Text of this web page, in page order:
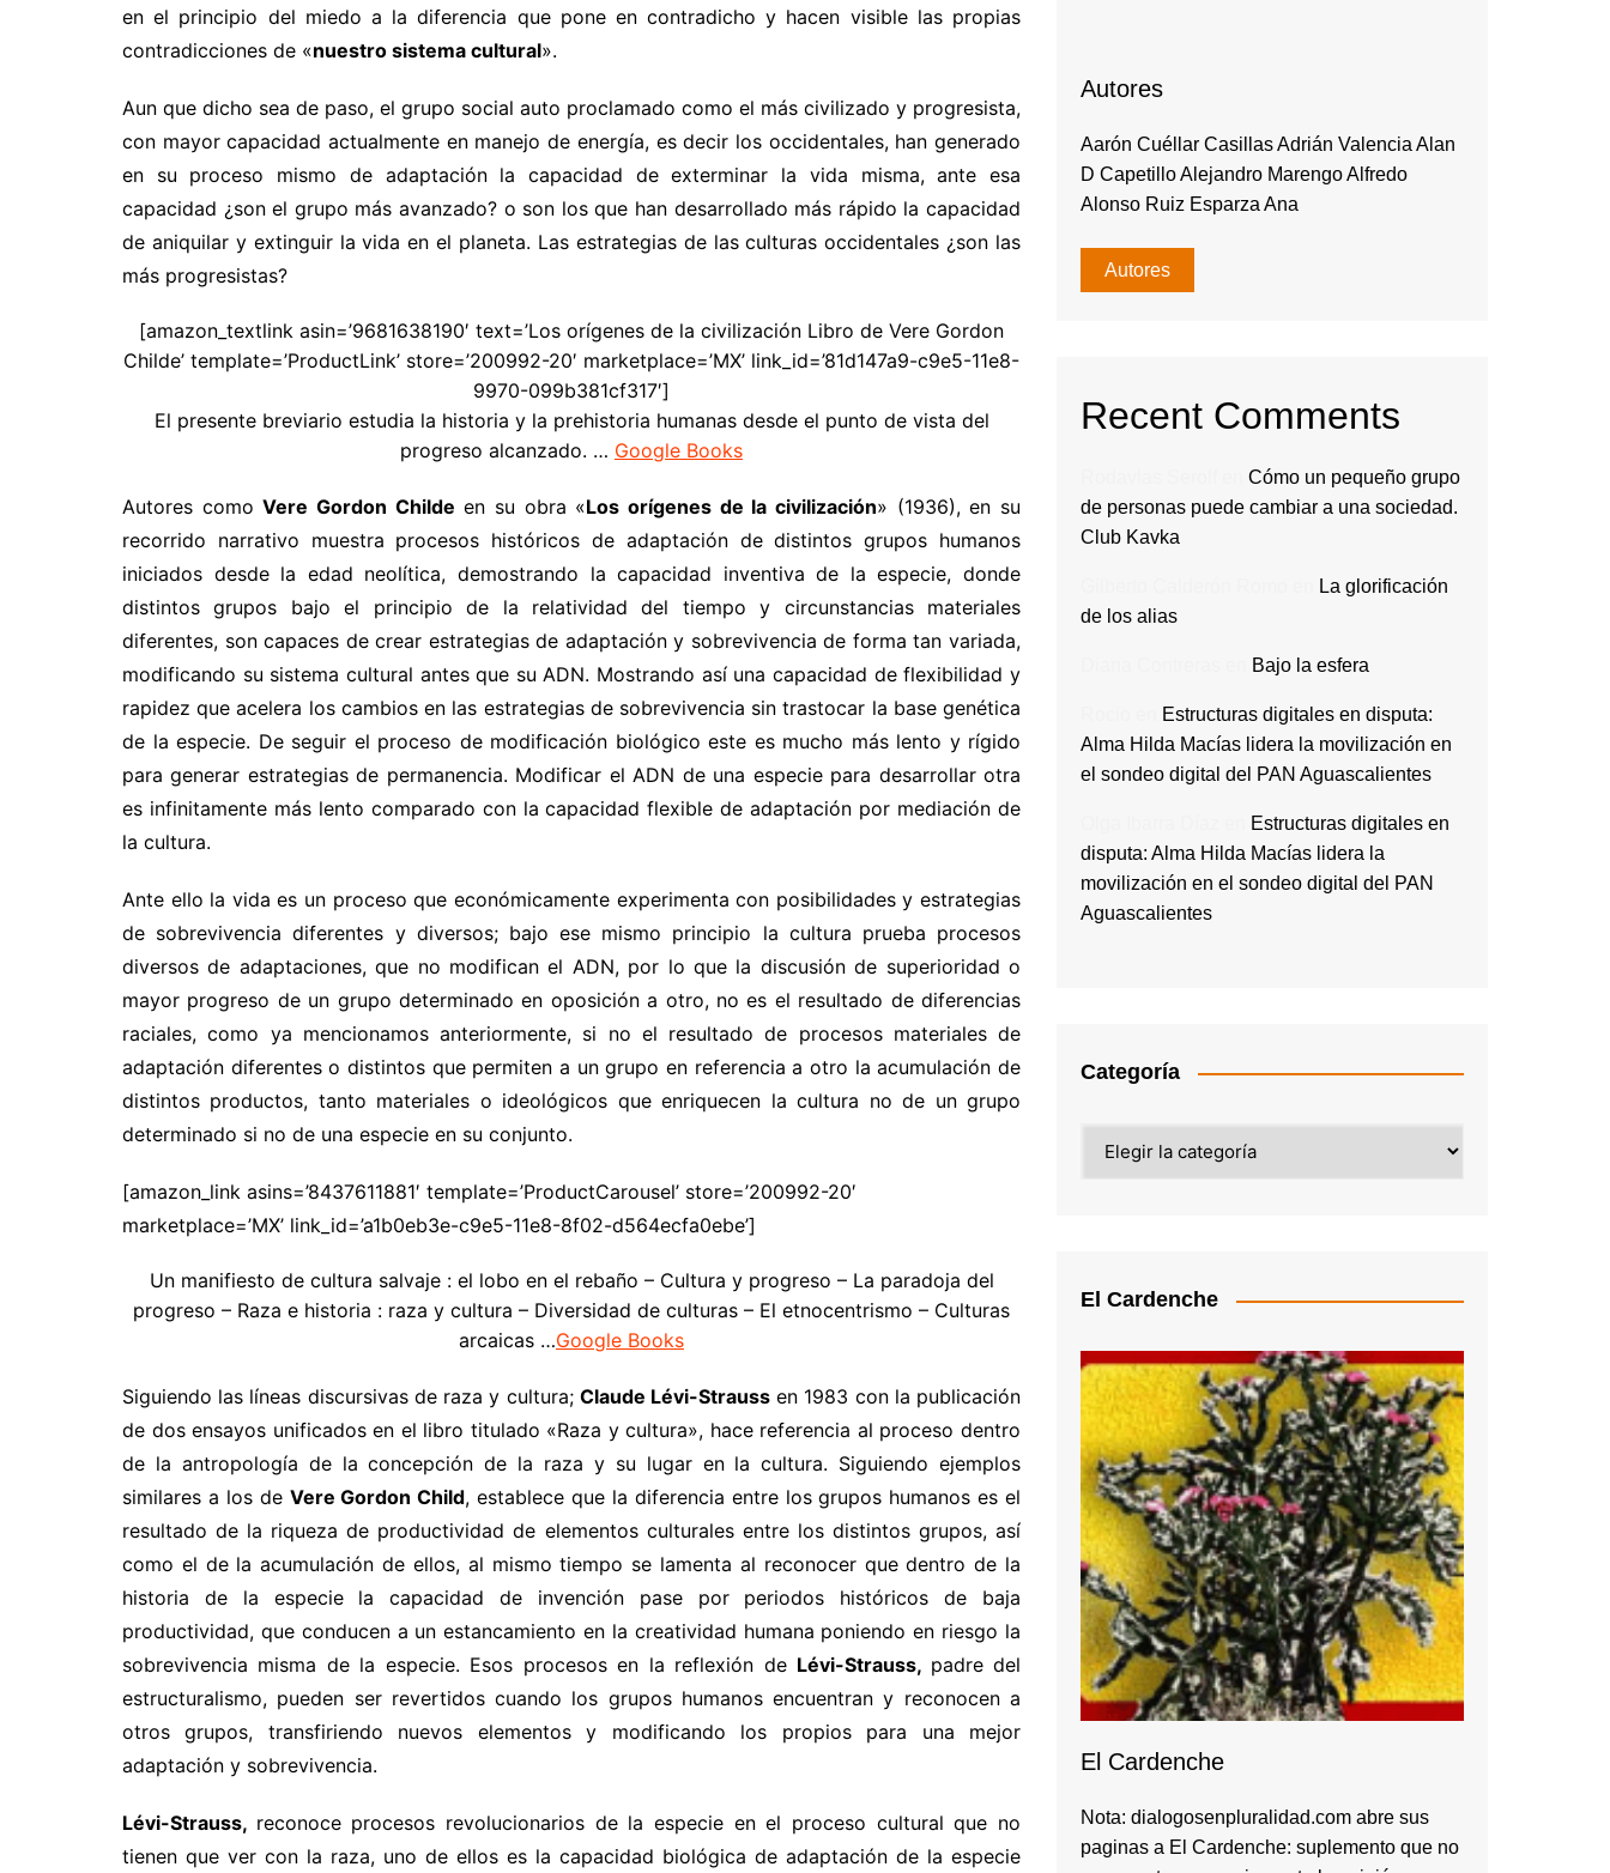
en el principio del miedo a la diferencia que pone en contradicho y hacen visible las propias
contradicciones de «nuestro sistema cultural».
Aun que dicho sea de paso, el grupo social auto proclamado como el más civilizado y progresista,
con mayor capacidad actualmente en manejo de energía, es decir los occidentales, han generado
en su proceso mismo de adaptación la capacidad de exterminar la vida misma, ante esa
capacidad ¿son el grupo más avanzado? o son los que han desarrollado más rápido la capacidad
de aniquilar y extinguir la vida en el planeta. Las estrategias de las culturas occidentales ¿son las
más progresistas?
[amazon_textlink asin=’9681638190′ text=’Los orígenes de la civilización Libro de Vere Gordon
Childe’ template=’ProductLink’ store=’200992-20′ marketplace=’MX’ link_id=’81d147a9-c9e5-11e8-
9970-099b381cf317′]
El presente breviario estudia la historia y la prehistoria humanas desde el punto de vista del
progreso alcanzado. … Google Books
Autores comoVere Gordon Childe en su obra «Los orígenes de la civilización» (1936), en su
recorrido narrativo muestra procesos históricos de adaptación de distintos grupos humanos
iniciados desde la edad neolítica, demostrando la capacidad inventiva de la especie, donde
distintos grupos bajo el principio de la relatividad del tiempo y circunstancias materiales
diferentes, son capaces de crear estrategias de adaptación y sobrevivencia de forma tan variada,
modificando su sistema cultural antes que su ADN. Mostrando así una capacidad de flexibilidad y
rapidez que acelera los cambios en las estrategias de sobrevivencia sin trastocar la base genética
de la especie. De seguir el proceso de modificación biológico este es mucho más lento y rígido
para generar estrategias de permanencia. Modificar el ADN de una especie para desarrollar otra
es infinitamente más lento comparado con la capacidad flexible de adaptación por mediación de
la cultura.
Ante ello la vida es un proceso que económicamente experimenta con posibilidades y estrategias
de sobrevivencia diferentes y diversos; bajo ese mismo principio la cultura prueba procesos
diversos de adaptaciones, que no modifican el ADN, por lo que la discusión de superioridad o
mayor progreso de un grupo determinado en oposición a otro, no es el resultado de diferencias
raciales, como ya mencionamos anteriormente, si no el resultado de procesos materiales de
adaptación diferentes o distintos que permiten a un grupo en referencia a otro la acumulación de
distintos productos, tanto materiales o ideológicos que enriquecen la cultura no de un grupo
determinado si no de una especie en su conjunto.
[amazon_link asins=’8437611881′ template=’ProductCarousel’ store=’200992-20′
marketplace=’MX’ link_id=’a1b0eb3e-c9e5-11e8-8f02-d564ecfa0ebe’]
Un manifiesto de cultura salvaje : el lobo en el rebaño – Cultura y progreso – La paradoja del
progreso – Raza e historia : raza y cultura – Diversidad de culturas – El etnocentrismo – Culturas
arcaicas …Google Books
Siguiendo las líneas discursivas de raza y cultura; Claude Lévi-Straussen 1983 con la publicación
de dos ensayos unificados en el libro titulado «Raza y cultura», hace referencia al proceso dentro
de la antropología de la concepción de la raza y su lugar en la cultura. Siguiendo ejemplos
similares a los de Vere Gordon Child, establece que la diferencia entre los grupos humanos es el
resultado de la riqueza de productividad de elementos culturales entre los distintos grupos, así
como el de la acumulación de ellos, al mismo tiempo se lamenta al reconocer que dentro de la
historia de la especie la capacidad de invención pase por periodos históricos de baja
productividad, que conducen a un estancamiento en la creatividad humana poniendo en riesgo la
sobrevivencia misma de la especie. Esos procesos en la reflexión de Lévi-Strauss, padre del
estructuralismo, pueden ser revertidos cuando los grupos humanos encuentran y reconocen a
otros grupos, transfiriendo nuevos elementos y modificando los propios para una mejor
adaptación y sobrevivencia.
Lévi-Strauss, reconoce procesos revolucionarios de la especie en el proceso cultural que no
tienen que ver con la raza, uno de ellos es la capacidad biológica de adaptación de la especie
Autores
Aarón Cuéllar Casillas Adrián Valencia Alan
D Capetillo Alejandro Marengo Alfredo
Alonso Ruiz Esparza Ana
Autores
Recent Comments
Cómo un pequeño grupo
de personas puede cambiar a una sociedad.
Club Kavka
La glorificación
de los alias
Bajo la esfera
Estructuras digitales en disputa:
Alma Hilda Macías lidera la movilización en
el sondeo digital del PAN Aguascalientes
Estructuras digitales en
disputa: Alma Hilda Macías lidera la
movilización en el sondeo digital del PAN
Aguascalientes
Categoría
El Cardenche
El Cardenche
Nota: dialogosenpluralidad.com abre sus
paginas a El Cardenche: suplemento que no